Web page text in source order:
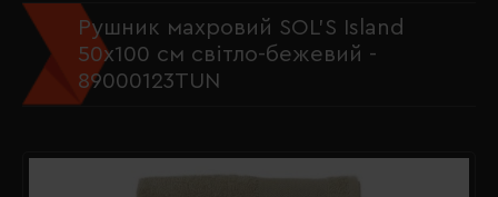
Рушник махровий SOL'S Island
50х100 см світло-бежевий -
89000123TUN